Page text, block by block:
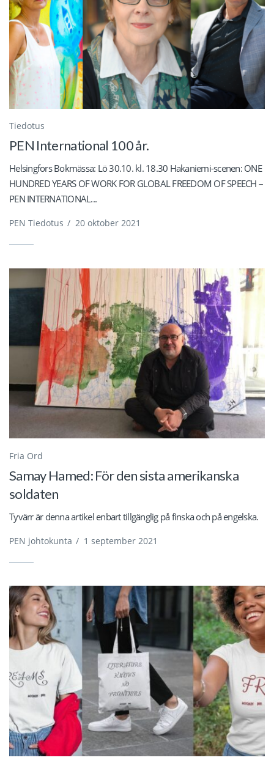
Tiedotus
PEN International 100 år.
Helsingfors Bokmässa: Lö 30.10. kl. 18.30 Hakaniemi-scenen: ONE
HUNDRED YEARS OF WORK FOR GLOBAL FREEDOM OF SPEECH –
PEN INTERNATIONAL...
PEN Tiedotus / 20 oktober 2021
Fria Ord
Samay Hamed: För den sista amerikanska
soldaten
Tyvärr är denna artikel enbart tillgänglig på finska och på engelska.
PEN johtokunta / 1 september 2021